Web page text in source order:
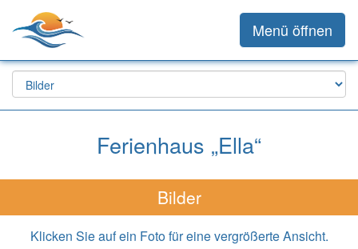
Menü öffnen
Ferienhaus „Ella“
Bilder
Klicken Sie auf ein Foto für eine vergrößerte Ansicht.